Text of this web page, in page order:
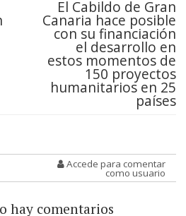
El Cabildo de Gran
Canaria hace posible
con su financiación
el desarrollo en
estos momentos de
150 proyectos
humanitarios en 25
países
Accede para comentar
como usuario
hay comentarios